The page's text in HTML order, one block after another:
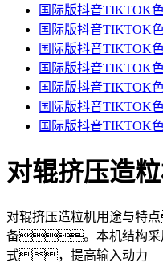
国际版抖音TIKTOK
国际版抖音TIKTOK
国际版抖音TIKTOK
国际版抖音TIKTOK
国际版抖音TIKTOK
国际版抖音TIKTOK
国际版抖音TIKTOK
对辊挤压造
对辊挤压造粒机用途与特
备。本机结构采
式，提高输入动力